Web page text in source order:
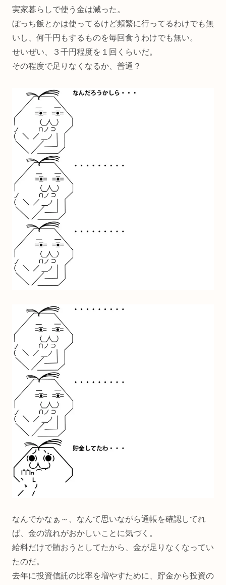
実家暮らしで使う金は減った。
ぼっち飯とかは使ってるけど頻繁に行ってるわけでも無
いし、何千円もするものを毎回食うわけでも無い。
せいぜい、３千円程度を１回くらいだ。
その程度で足りなくなるか、普通？
なんでかなぁ～、なんて思いながら通帳を確認してれ
ば、金の流れがおかしいことに気づく。
給料だけで賄おうとしてたから、金が足りなくなってい
たのだ。
去年に投資信託の比率を増やすために、貯金から投資の